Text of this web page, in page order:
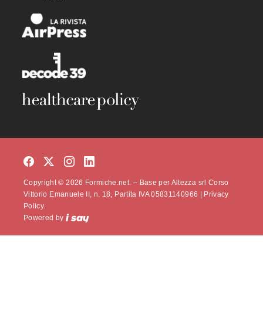
Copyright © 2026 Formiche.net. – Base per Altezza srl Corso
Vittorio Emanuele II, n. 18, Partita IVA 05831140966 | Privacy
Policy.
Powered by